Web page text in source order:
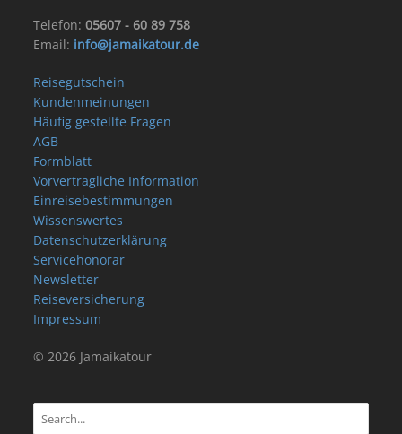
Telefon:05607 - 60 89 758
Email: info@jamaikatour.de
Reisegutschein
Kundenmeinungen
Häufig gestellte Fragen
AGB
Formblatt
Vorvertragliche Information
Einreisebestimmungen
Wissenswertes
Datenschutzerklärung
Servicehonorar
Newsletter
Reiseversicherung
Impressum
© 2026 Jamaikatour